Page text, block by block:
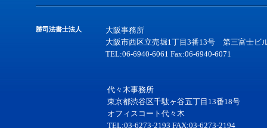
勝司法書士法人
大阪事務所
大阪市西区立売堀1丁目3番13号 第三富士ビ
TEL:06-6940-6061 Fax:06-6940-6071
代々木事務所
東京都渋谷区千駄ヶ谷五丁目13番18号
オフィスコート代々木
TEL:03-6273-2193 FAX:03-6273-2194